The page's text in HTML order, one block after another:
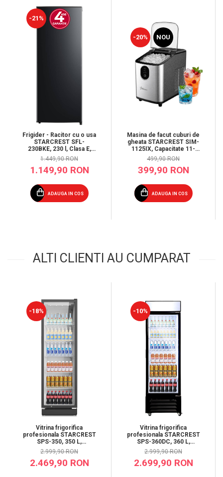
-21%
Frigider - Racitor cu o usa
STARCREST SFL-
230BKE, 230 l, Clasa E,
Termostat reglabil, Rafturi
ajustabile, H 142 cm,
Negru
1.449,90 RON
1.149,90 RON
ADAUGA IN COS
-20% NOU
Masina de facut cuburi de
gheata STARCREST SIM-
1125IX, Capacitate 11-
12Kg/24h, Cos gheata
detasabil, Rezervor apa
0.8 l, Inox
499,90 RON
399,90 RON
ADAUGA IN COS
ALTI CLIENTI AU CUMPARAT
-18%
Vitrina frigorifica
profesionala STARCREST
SPS-350, 350 L,
Termostat reglabil,
Iluminare LED, H 194.5
cm, Negru
2.999,90 RON
2.469,90 RON
-10%
Vitrina frigorifica
profesionala STARCREST
SPS-360DC, 360 L,
Caseta luminoasa, Display
Temperatura, Panou
comanda Digital,
Iluminare LED, Roti, H 195
2.999,90 RON
2.699,90 RON